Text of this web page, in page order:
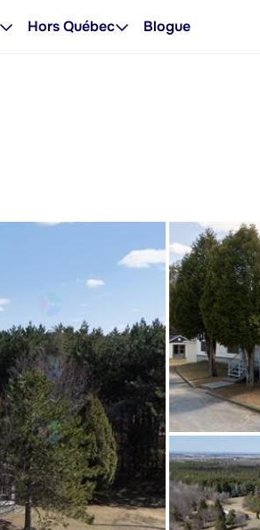
Hors Québec Blogue